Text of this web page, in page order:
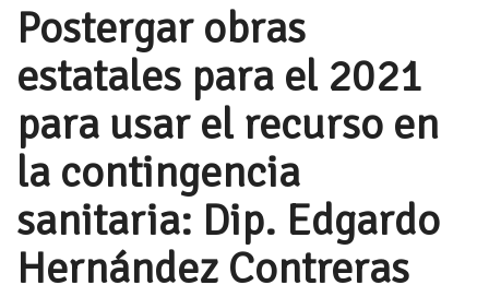
Postergar obras
estatales para el 2021
para usar el recurso en
la contingencia
sanitaria: Dip. Edgardo
Hernández Contreras